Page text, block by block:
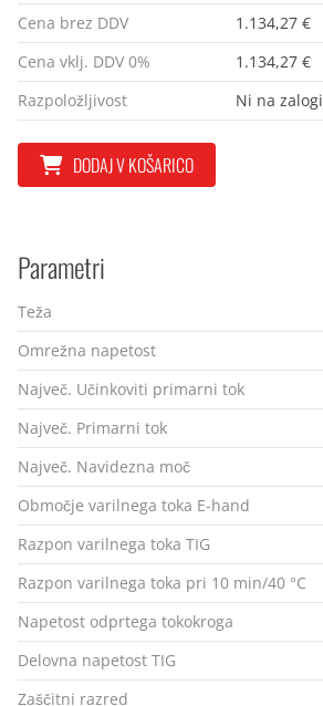
Cena brez DDV
1.134,27 €
Cena vklj. DDV 0%
1.134,27 €
Razpoložljivost
Ni na zalogi
DODAJ V KOŠARICO
Parametri
Teža
Omrežna napetost
Največ. Učinkoviti primarni tok
Največ. Primarni tok
Največ. Navidezna moč
Območje varilnega toka E-hand
Razpon varilnega toka TIG
Razpon varilnega toka pri 10 min/40 °C
Napetost odprtega tokokroga
Delovna napetost TIG
Zaščitni razred